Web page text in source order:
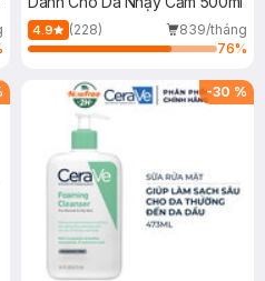
4.9 (228)
839/tháng
76%
-30 %